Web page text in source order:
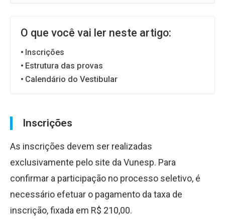
O que você vai ler neste artigo:
Inscrições
Estrutura das provas
Calendário do Vestibular
Inscrições
As inscrições devem ser realizadas
exclusivamente pelo site da Vunesp. Para
confirmar a participação no processo seletivo, é
necessário efetuar o pagamento da taxa de
inscrição, fixada em R$ 210,00.